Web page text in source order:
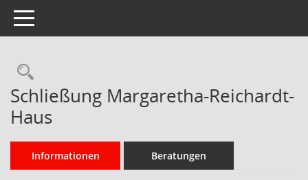
Toggle navigation
Rechercheauswahl
Schließung Margaretha-Reichardt-
Haus
Informationen Beratungen